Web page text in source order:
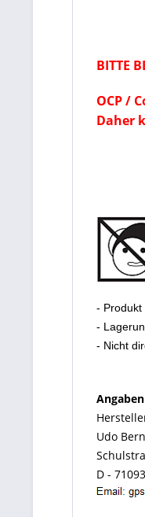
BITTE
OCP /
Daher
- Produkt
-
- Nicht
Udo
D -